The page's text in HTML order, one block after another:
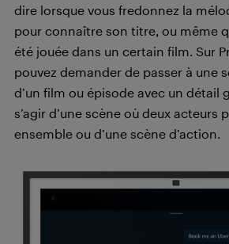
dire lorsque vous fredonnez la
pour connaître son titre, ou même
été jouée dans un certain film. Sur
pouvez demander de passer à une
d’un film ou épisode avec un détail
s’agir d’une scène où deux acteurs
ensemble ou d’une scène d’action.